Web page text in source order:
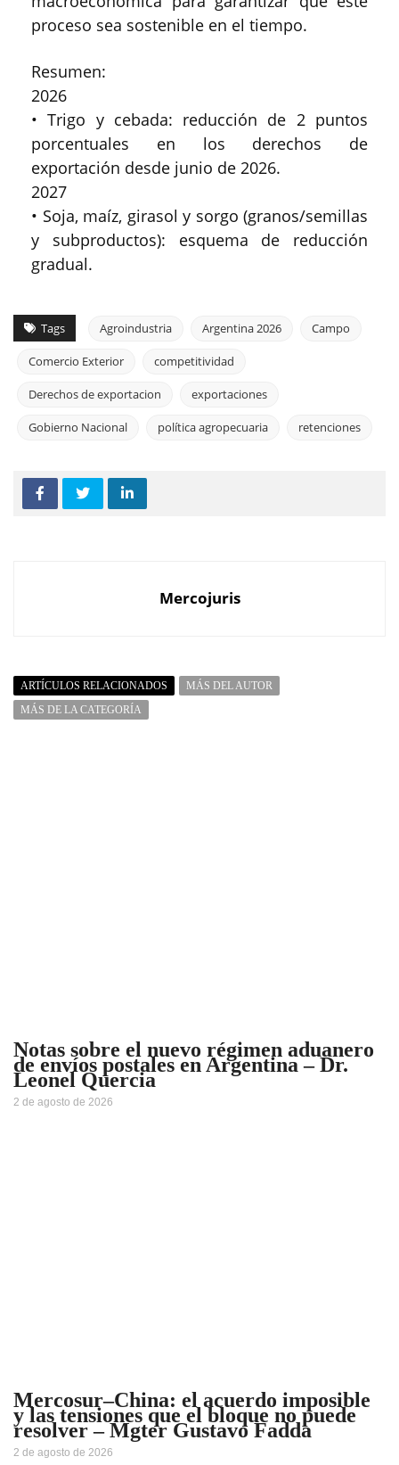
proceso sea sostenible en el tiempo.
Resumen:
2026
• Trigo y cebada: reducción de 2 puntos
porcentuales en los derechos de
exportación desde junio de 2026.
2027
• Soja, maíz, girasol y sorgo (granos/semillas
y subproductos): esquema de reducción
gradual.
Tags Agroindustria Argentina 2026 Campo
Comercio Exterior competitividad
Derechos de exportacion exportaciones
Gobierno Nacional política agropecuaria retenciones
Mercojuris
ARTÍCULOS RELACIONADOS
MÁS DEL AUTOR
MÁS DE LA CATEGORÍA
Notas sobre el nuevo régimen aduanero
de envíos postales en Argentina – Dr.
Leonel Quercia
2 de agosto de 2026
Mercosur–China: el acuerdo imposible
y las tensiones que el bloque no puede
resolver – Mgter Gustavo Fadda
2 de agosto de 2026